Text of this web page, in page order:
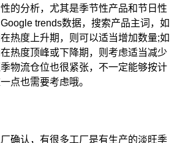
的分析，尤其是季节性产品和节日性
trends数据，搜索产品主词，如
热度上升期，则可以适当增加数量;如
热度顶峰或下降期，则考虑适当减少
物流仓位也很紧张，不一定能够按计
点也需要考虑哦。
确认，有很多工厂是有生产的淡旺季